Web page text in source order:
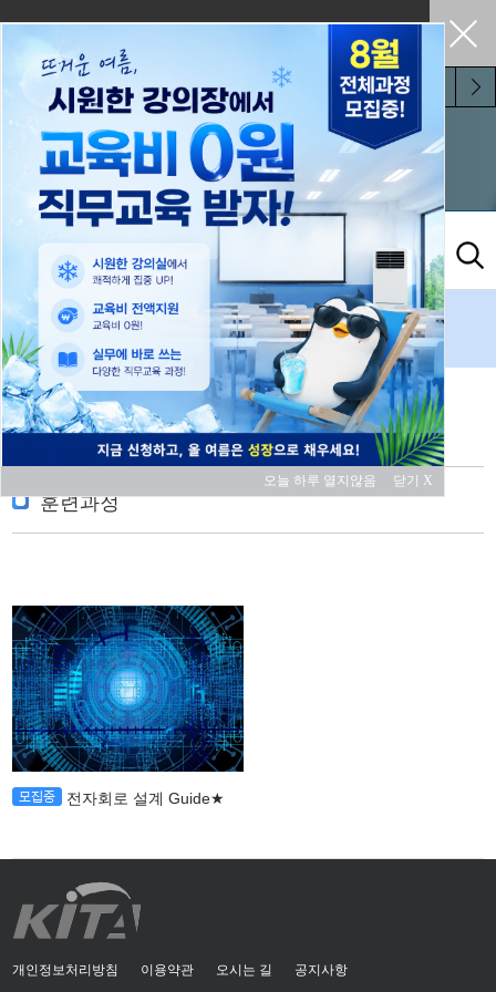
펼쳐두기
전자회로검색결과1개
훈련과정
전자회로 설계 Guide★
개인정보처리방침 이용약관 오시는 길 공지사항
오늘 하루 열지않음 닫기 X